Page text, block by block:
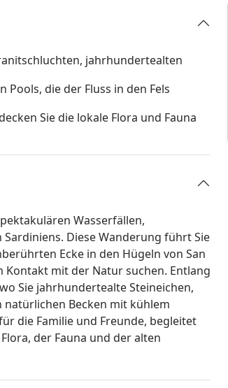
jahrhundertealten
die der Fluss in den Fels
Sie die lokale Flora und Fauna
Wasserfällen,
Diese Wanderung führt Sie
Ecke in den Hügeln von San
mit der Natur suchen. Entlang
Sie jahrhundertealte Steineichen,
Becken mit kühlem
die Familie und Freunde, begleitet
der Fauna und der alten